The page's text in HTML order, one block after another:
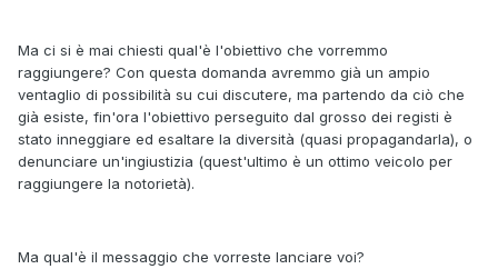
Ma ci si è mai chiesti qual'è l'obiettivo che vorremmo
raggiungere? Con questa domanda avremmo già un ampio
ventaglio di possibilità su cui discutere, ma partendo da ciò che
già esiste, fin'ora l'obiettivo perseguito dal grosso dei registi è
stato inneggiare ed esaltare la diversità (quasi propagandarla), o
denunciare un'ingiustizia (quest'ultimo è un ottimo veicolo per
raggiungere la notorietà).
Ma qual'è il messaggio che vorreste lanciare voi?